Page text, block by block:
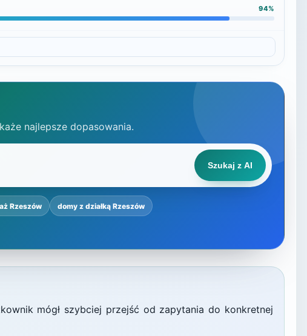
94%
najlepsze dopasowania.
Szukaj z AI
Rzeszów domy z działką Rzeszów
mógł szybciej przejść od zapytania do konkretnej